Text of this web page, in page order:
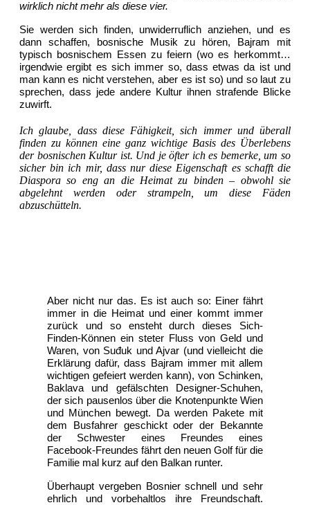
wirklich nicht mehr als diese vier.
Sie werden sich finden, unwiderruflich anziehen, und es
dann schaffen, bosnische Musik zu hören, Bajram mit
typisch bosnischem Essen zu feiern (wo es herkommt…
irgendwie ergibt es sich immer so, dass etwas da ist und
man kann es nicht verstehen, aber es ist so) und so laut zu
sprechen, dass jede andere Kultur ihnen strafende Blicke
zuwirft.
Ich glaube, dass diese Fähigkeit, sich immer und überall
finden zu können eine ganz wichtige Basis des Überlebens
der bosnischen Kultur ist. Und je öfter ich es bemerke, um so
sicher bin ich mir, dass nur diese Eigenschaft es schafft die
Diaspora so eng an die Heimat zu binden – obwohl sie
abgelehnt werden oder strampeln, um diese Fäden
abzuschütteln.
Aber nicht nur das. Es ist auch so: Einer fährt
immer in die Heimat und einer kommt immer
zurück und so ensteht durch dieses Sich-
Finden-Können ein steter Fluss von Geld und
Waren, von Suđuk und Ajvar (und vielleicht die
Erklärung dafür, dass Bajram immer mit allem
wichtigen gefeiert werden kann), von Schinken,
Baklava und gefälschten Designer-Schuhen,
der sich pausenlos über die Knotenpunkte Wien
und München bewegt. Da werden Pakete mit
dem Busfahrer geschickt oder der Bekannte
der Schwester eines Freundes eines
Facebook-Freundes fährt den neuen Golf für die
Familie mal kurz auf den Balkan runter.
Überhaupt vergeben Bosnier schnell und sehr
ehrlich und vorbehaltlos ihre Freundschaft.